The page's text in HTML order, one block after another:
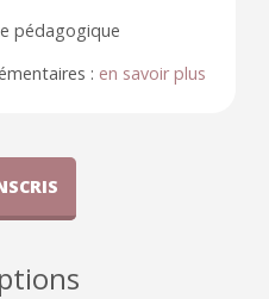
pédagogique
: en savoir plus